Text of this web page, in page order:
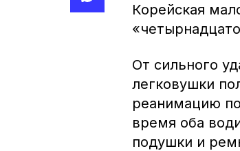
Корейская
От сильного
легковушки
реанимацию
время оба
подушки и